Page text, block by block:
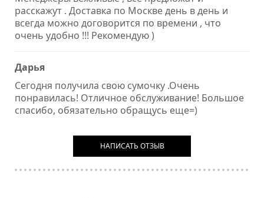
расскажут . Доставка по Москве день в день и
всегда можно договорится по времени , что
очень удобно !!! Рекомендую )
Дарья
Сегодня получила свою сумочку .Очень
понравилась! Отличное обслуживание! Большое
спасибо, обязательно обращусь еще=)
НАПИСАТЬ ОТЗЫВ